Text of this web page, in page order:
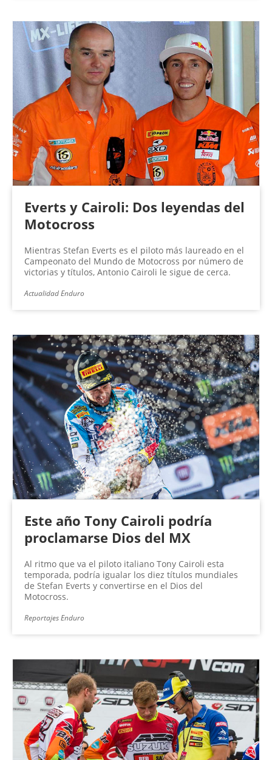
Everts y Cairoli: Dos leyendas del
Motocross
Mientras Stefan Everts es el piloto más laureado en el
Campeonato del Mundo de Motocross por número de
victorias y títulos, Antonio Cairoli le sigue de cerca.
Actualidad Enduro
Este año Tony Cairoli podría
proclamarse Dios del MX
Al ritmo que va el piloto italiano Tony Cairoli esta
temporada, podría igualar los diez títulos mundiales
de Stefan Everts y convertirse en el Dios del
Motocross.
Reportajes Enduro